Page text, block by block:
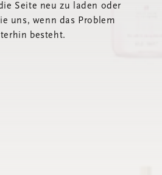
Seite neu zu laden oder
uns, wenn das Problem
besteht.